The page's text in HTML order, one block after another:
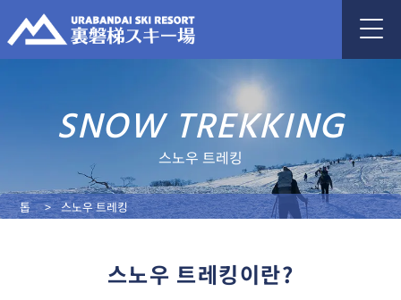
SNOW TREKKING
스노우 트레킹
톱 스노우 트레킹
스노우 트레킹이란?